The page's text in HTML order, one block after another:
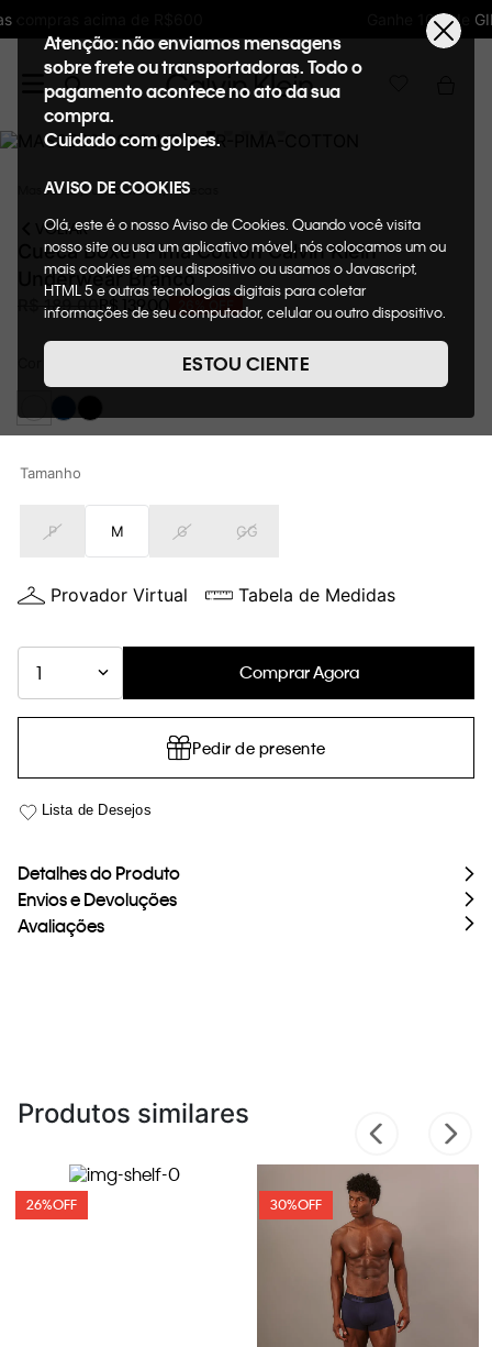
Ganhe 10% de GIFTBACK em todas as compras
Atenção: não enviamos mensagens
sobre frete ou transportadoras. Todo o
pagamento acontece no ato da sua
compra.
Cuidado com golpes.
AVISO DE COOKIES
Olá, este é o nosso Aviso de Cookies. Quando você visita
nosso site ou usa um aplicativo móvel, nós colocamos um ou
mais cookies em seu dispositivo ou usamos o Javascript,
HTML 5 e outras tecnologias digitais para coletar
informações de seu computador, celular ou outro dispositivo.
de cookies, informaremos quais cookies usaremos e quais
suas funções. A forma como processamos os dados
nosso Aviso de Privacidade. Quando você visita nosso site,
fornecer a você toda a funcionalidade do site, incluindo,
loja virtual. Para maiores informações sobre o nosso aviso de
Cookies acesse o link.
ESTOU CIENTE
Masculino Underwear Cuecas
VOLTAR
Cueca Boxer Pima Cotton Calvin Klein
Underwear Branco
189 R$ 139, 00 OFF
Tamanho
P M G GG
Provador Virtual Tabela de Medidas
1 Comprar Agora
Pedir de presente
Detalhes do Produto
Envios e Devoluções
Avaliações
Produtos similares
26%OFF 30%OFF